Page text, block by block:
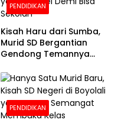
PENDIDIKAN
Kisah Haru dari Sumba,
Murid SD Bergantian
Gendong Temannya
Sekolah
PENDIDIKAN